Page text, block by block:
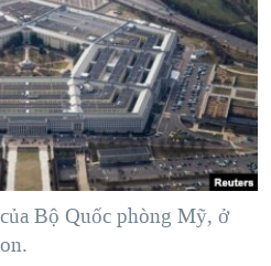
TẠI DẢI GAZA
ĐƯỜNG
NAY
Bộ Quốc phòng Mỹ, ở